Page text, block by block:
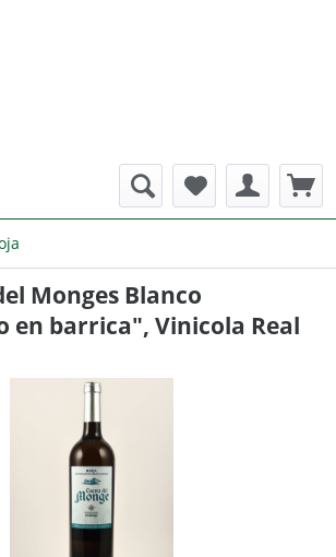
Monges Blanco
en barrica", Vinicola Real